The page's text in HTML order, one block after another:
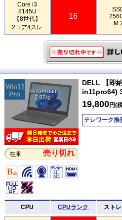
Core i3
8145U
【8世代】
2コア4スレ
16
1920×1080
2.02kg
在庫 売り切れ
DELL 【即
in11pro64)
19,800円(
テレワーク推
CPU CPUランク スト